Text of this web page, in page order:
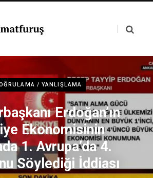
/ YANLIŞLAMA
Erdoğan’ın
Ekonomisinin
1. Avrupa’da 4.
Söylediği İddiası